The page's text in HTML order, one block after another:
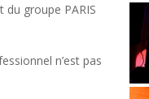
groupe PARIS
n’est pas